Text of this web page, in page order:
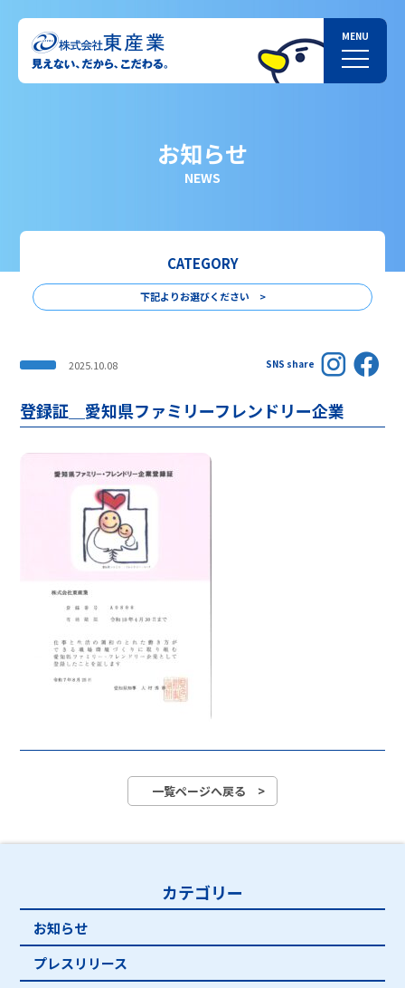
お知らせ
NEWS
CATEGORY
下記よりお選びください >
2025.10.08 SNS share
登録証＿愛知県ファミリーフレンドリー企業
一覧ページへ戻る >
カテゴリー
お知らせ
プレスリリース